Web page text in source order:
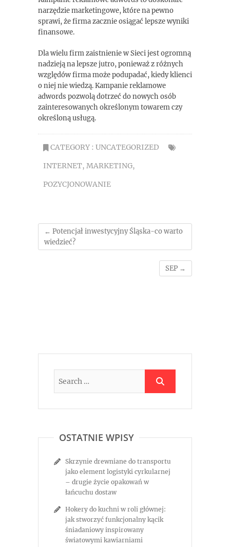
narzędzie marketingowe, które na pewno
sprawi, że firma zacznie osiągać lepsze wyniki
finansowe.
Dla wielu firm zaistnienie w Sieci jest ogromną
nadzieją na lepsze jutro, ponieważ z różnych
względów firma może podupadać, kiedy klienci
o niej nie wiedzą. Kampanie reklamowe
adwords pozwolą dotrzeć do nowych osób
zainteresowanych określonym towarem czy
określoną usługą.
CATEGORY : UNCATEGORIZED
INTERNET, MARKETING,
POZYCJONOWANIE
← Potencjał inwestycyjny Śląska-co warto
wiedzieć?
SEP →
OSTATNIE WPISY
Skrzynie drewniane do transportu
jako element logistyki cyrkularnej
– drugie życie opakowań w
łańcuchu dostaw
Hokery do kuchni w roli głównej:
jak stworzyć funkcjonalny kącik
śniadaniowy inspirowany
światowymi kawiarniami